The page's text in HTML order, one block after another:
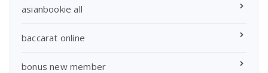
asianbookie all
baccarat online
bonus new member